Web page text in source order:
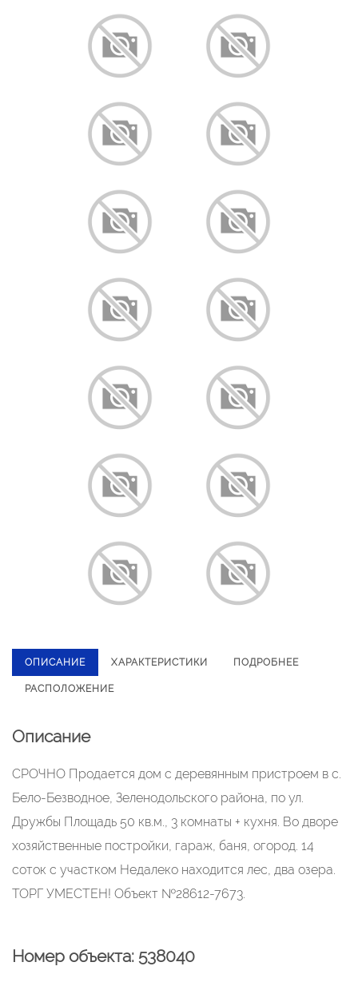
ОПИСАНИЕ ХАРАКТЕРИСТИКИ ПОДРОБНЕЕ
РАСПОЛОЖЕНИЕ
Описание
СРОЧНО Продается дом с деревянным пристроем в с.
Бело-Безводное, Зеленодольского района, по ул.
Дружбы Площадь 50 кв.м., 3 комнаты + кухня. Во дворе
хозяйственные постройки, гараж, баня, огород. 14
соток с участком Недалеко находится лес, два озера.
ТОРГ УМЕСТЕН! Объект №28612-7673.
Номер объекта: 538040